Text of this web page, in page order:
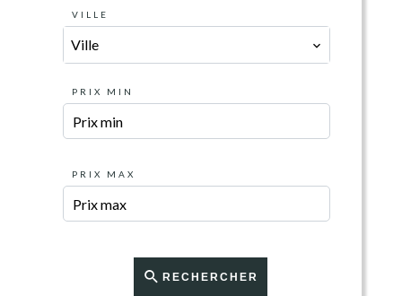
VILLE
Ville
PRIX MIN
PRIX MAX
RECHERCHER